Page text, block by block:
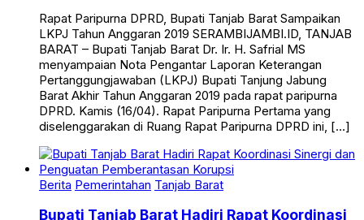
Rapat Paripurna DPRD, Bupati Tanjab Barat Sampaikan
LKPJ Tahun Anggaran 2019 SERAMBIJAMBI.ID, TANJAB
BARAT – Bupati Tanjab Barat Dr. Ir. H. Safrial MS
menyampaian Nota Pengantar Laporan Keterangan
Pertanggungjawaban (LKPJ) Bupati Tanjung Jabung
Barat Akhir Tahun Anggaran 2019 pada rapat paripurna
DPRD. Kamis (16/04). Rapat Paripurna Pertama yang
diselenggarakan di Ruang Rapat Paripurna DPRD ini, […]
Berita Pemerintahan Tanjab Barat
Bupati Tanjab Barat Hadiri Rapat Koordinasi